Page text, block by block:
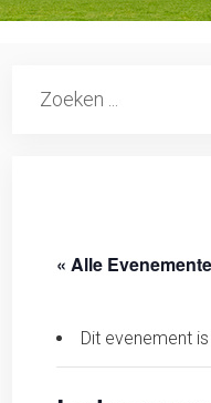
« Alle
Dit evenement